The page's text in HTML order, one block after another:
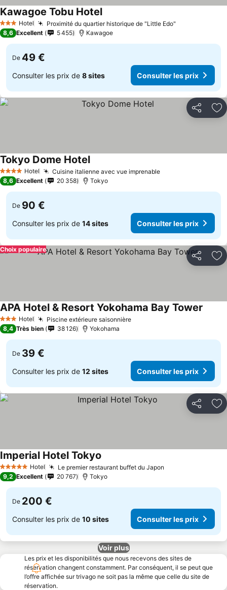
3 ÉtoilesHotel Proximité du quartier historique de "Little Edo"
Kawagoe Tobu HotelConsulter les prix
8,6 Excellent 5 455 Kawagoe
De 49 €
Consulter les prix de 8 sites Consulter les prix
Partager
4 Étoiles Hotel Cuisine italienne avec vue imprenableConsulter les prix
Tokyo Dome HotelConsulter les prix
8,6 Excellent 20 358 Tokyo
De 90 €
Consulter les prix de 14 sites Consulter les prix
Partager
Choix populaire
3 ÉtoilesHotel Piscine extérieure saisonnièreConsulter les prix
APA Hotel & Resort Yokohama Bay Tower
8,4 Très bien 38 126 Yokohama
De 39 €
Consulter les prix de 12 sites Consulter les prix
Partager
5 Étoiles Hotel Le premier restaurant buffet du Japon
Imperial Hotel Tokyo
9,2 Excellent 20 767 Tokyo
De 200 €
Consulter les prix de 10 sites Consulter les prix
Voir plus
Les prix et les disponibilités que nous recevons des sites de
réservation changent constamment. Par conséquent, il se peut que
l’offre affichée sur trivago ne soit pas la même que celle du site de
réservation.